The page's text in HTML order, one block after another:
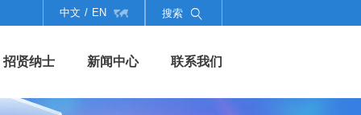
搜索 
中文 / EN
招贤纳士 新闻中心 联系我们